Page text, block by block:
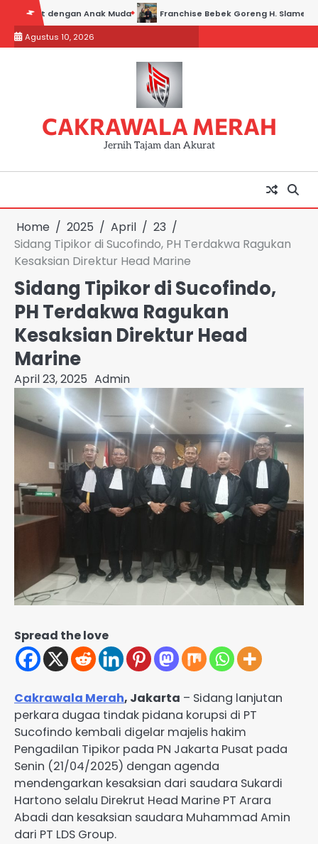
content
Anak Muda Franchise Bebek Goreng H. Slamet: Kisah
Agustus 10, 2026
CAKRAWALA MERAH
Jernih Tajam dan Akurat
Home 2025 April
23
Sidang Tipikor di Sucofindo, PH Terdakwa Ragukan
Kesaksian Direktur Head Marine
Sidang Tipikor di Sucofindo,
PH Terdakwa Ragukan
Kesaksian Direktur Head
Marine
April 23, 2025 Admin
Spread the love
Cakrawala Merah, Jakarta – Sidang lanjutan
perkara dugaa tindak pidana korupsi di PT
Sucofindo kembali digelar majelis hakim
Pengadilan Tipikor pada PN Jakarta Pusat pada
Senin (21/04/2025) dengan agenda
mendengarkan kesaksian dari saudara Sukardi
Hartono selalu Direkrut Head Marine PT Arara
Abadi dan kesaksian saudara Muhammad Amin
dari PT LDS Group.